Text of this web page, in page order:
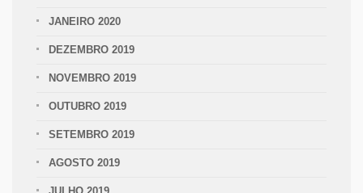
JANEIRO 2020
DEZEMBRO 2019
NOVEMBRO 2019
OUTUBRO 2019
SETEMBRO 2019
AGOSTO 2019